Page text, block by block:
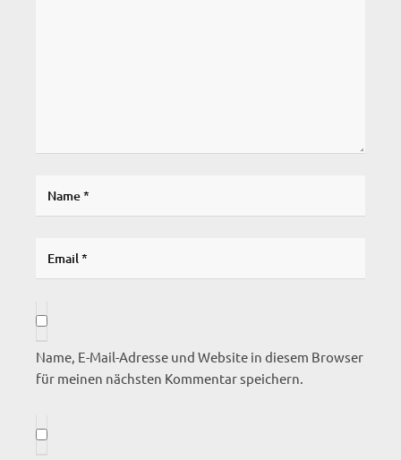
Name, E-Mail-Adresse und Website in diesem Browser
für meinen nächsten Kommentar speichern.